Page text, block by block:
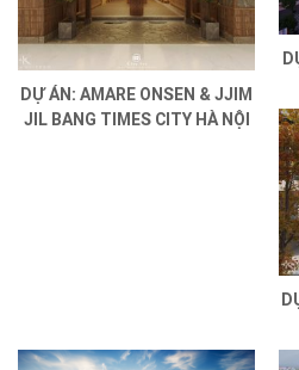
DỰ ÁN: AMARE ONSEN & JJIM
JIL BANG TIMES CITY HÀ NỘI